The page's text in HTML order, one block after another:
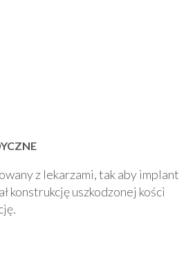
z lekarzami, tak aby implant
konstrukcję uszkodzonej kości